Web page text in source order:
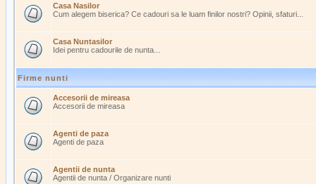
Casa Nasilor
Cum alegem biserica? Ce cadouri sa le luam finilor nostri? Opinii, sfaturi...
Casa Nuntasilor
Idei pentru cadourile de nunta...
Firme nunti
Accesorii de mireasa
Accesorii de mireasa
Agenti de paza
Agenti de paza
Agentii de nunta
Agentii de nunta / Organizare nunti